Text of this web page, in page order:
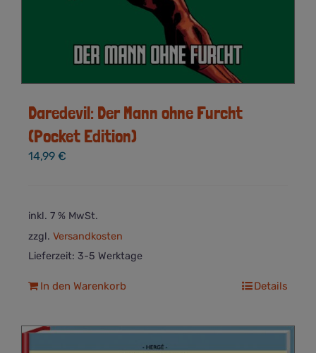
Daredevil: Der Mann ohne Furcht
(Pocket Edition)
14,99 €
inkl. 7 % MwSt.
zzgl. Versandkosten
Lieferzeit: 3-5 Werktage
In den Warenkorb Details